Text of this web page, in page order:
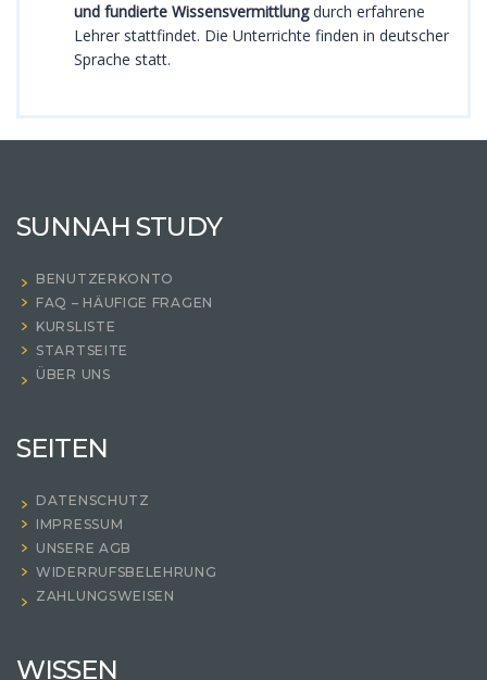
und fundierte Wissensvermittlungdurch erfahrene
Lehrer stattfindet. Die Unterrichte finden in deutscher
Sprache statt.
SUNNAH STUDY
BENUTZERKONTO
FAQ – HÄUFIGE FRAGEN
KURSLISTE
STARTSEITE
ÜBER UNS
SEITEN
DATENSCHUTZ
IMPRESSUM
UNSERE AGB
WIDERRUFSBELEHRUNG
ZAHLUNGSWEISEN
WISSEN